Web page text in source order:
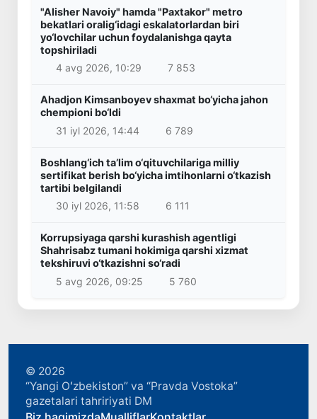
"Alisher Navoiy" hamda "Paxtakor" metro
bekatlari oralig‘idagi eskalatorlardan biri
yo‘lovchilar uchun foydalanishga qayta
topshiriladi
4 avg 2026, 10:29
7 853
Ahadjon Kimsanboyev shaxmat bo‘yicha jahon
chempioni bo‘ldi
31 iyl 2026, 14:44
6 789
Boshlang‘ich ta’lim o‘qituvchilariga milliy
sertifikat berish bo‘yicha imtihonlarni o‘tkazish
tartibi belgilandi
30 iyl 2026, 11:58
6 111
Korrupsiyaga qarshi kurashish agentligi
Shahrisabz tumani hokimiga qarshi xizmat
tekshiruvi o‘tkazishni so‘radi
5 avg 2026, 09:25
5 760
© 2026
“Yangi Oʻzbekiston” va “Pravda Vostoka”
gazetalari tahririyati DM